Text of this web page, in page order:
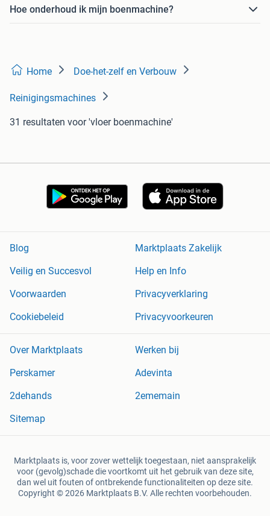
Hoe onderhoud ik mijn boenmachine?
Home Doe-het-zelf en Verbouw
Reinigingsmachines
31 resultaten voor 'vloer boenmachine'
Blog
Marktplaats Zakelijk
Veilig en Succesvol
Help en Info
Voorwaarden
Privacyverklaring
Cookiebeleid
Privacyvoorkeuren
Over Marktplaats
Werken bij
Perskamer
Adevinta
2dehands
2ememain
Sitemap
Marktplaats is, voor zover wettelijk toegestaan, niet aansprakelijk
voor (gevolg)schade die voortkomt uit het gebruik van deze site,
dan wel uit fouten of ontbrekende functionaliteiten op deze site.
Copyright © 2026 Marktplaats B.V. Alle rechten voorbehouden.